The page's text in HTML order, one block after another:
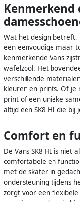
Kenmerkend
Wat het design betreft,
een eenvoudige maar
kenmerkende Vans
wafelzool. Het
verschillende
kleuren en prints. Of je
print of een unieke
altijd een SK8 HI die bij
Comfort en
De Vans SK8 HI is niet
comfortabele en
met de skater in
ondersteuning tijdens
zorgt voor een